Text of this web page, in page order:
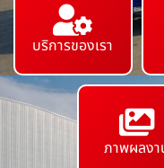
บริการของเรา
ภาพผลง